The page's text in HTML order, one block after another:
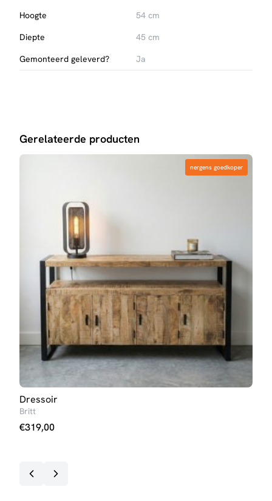
Hoogte
54 cm
Diepte
45 cm
Gemonteerd geleverd?
Ja
Gerelateerde producten
nergens goedkoper
nergens goedkoper
Dressoir
Britt
€319,00